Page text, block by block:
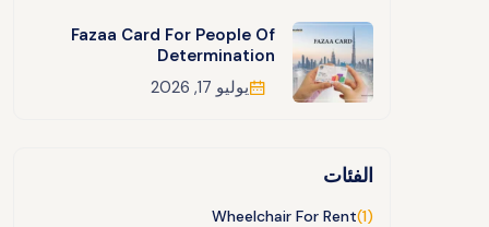
Fazaa Card For People Of
Determination
يوليو 17, 2026
الفئات
Wheelchair For Rent
(1)